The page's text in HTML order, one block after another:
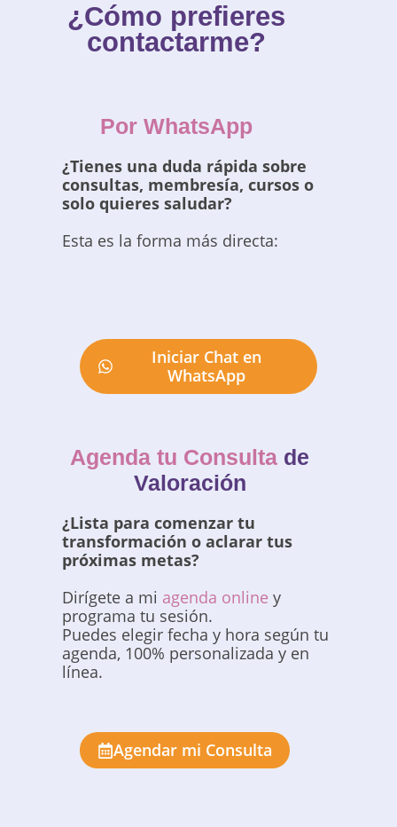
¿Cómo prefieres
contactarme?
Por WhatsApp
¿Tienes una duda rápida sobre
consultas, membresía, cursos o
solo quieres saludar?
Esta es la forma más directa:
Iniciar Chat en
WhatsApp
Agenda tu Consulta de
Valoración
¿Lista para comenzar tu
transformación o aclarar tus
próximas metas?
Dirígete a mi agenda online y
programa tu sesión.
Puedes elegir fecha y hora según tu
agenda, 100% personalizada y en
línea.
Agendar mi Consulta